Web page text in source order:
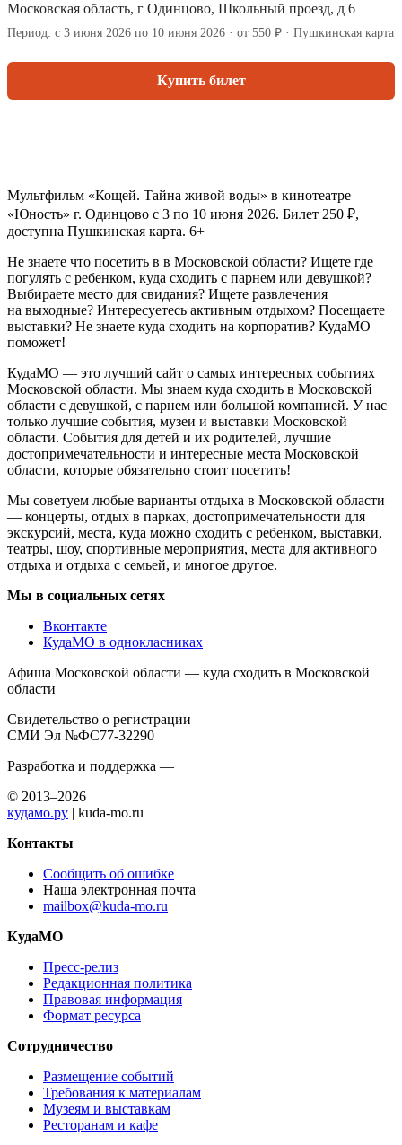
Московская область, г Одинцово, Школьный проезд, д 6
Период: с 3 июня 2026 по 10 июня 2026 · от 550 ₽ · Пушкинская карта
Купить билет
Мультфильм «Кощей. Тайна живой воды» в кинотеатре
«Юность» г. Одинцово с 3 по 10 июня 2026. Билет 250 ₽,
доступна Пушкинская карта. 6+
Не знаете что посетить в в Московской области? Ищете где
погулять с ребенком, куда сходить с парнем или девушкой?
Выбираете место для свидания? Ищете развлечения
на выходные? Интересуетесь активным отдыхом? Посещаете
выставки? Не знаете куда сходить на корпоратив? КудаМО
поможет!
КудаМО — это лучший сайт о самых интересных событиях
Московской области. Мы знаем куда сходить в Московской
области с девушкой, с парнем или большой компанией. У нас
только лучшие события, музеи и выставки Московской
области. События для детей и их родителей, лучшие
достопримечательности и интересные места Московской
области, которые обязательно стоит посетить!
Мы советуем любые варианты отдыха в Московской области
— концерты, отдых в парках, достопримечательности для
экскурсий, места, куда можно сходить с ребенком, выставки,
театры, шоу, спортивные мероприятия, места для активного
отдыха и отдыха с семьей, и многое другое.
Мы в социальных сетях
Вконтакте
КудаМО в однокласниках
Афиша Московской области — куда сходить в Московской
области
Свидетельство о регистрации
СМИ Эл №ФС77-32290
Разработка и поддержка —
© 2013–2026
кудамо.ру | kuda-mo.ru
Контакты
Сообщить об ошибке
Наша электронная почта
mailbox@kuda-mo.ru
КудаМО
Пресс-релиз
Редакционная политика
Правовая информация
Формат ресурса
Сотрудничество
Размещение событий
Требования к материалам
Музеям и выставкам
Ресторанам и кафе